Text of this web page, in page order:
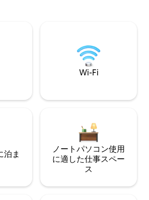
Wi-Fi
泊ま
ノートパソコン使用
に適した仕事スペー
ス